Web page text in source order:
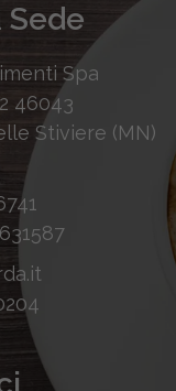
Sede
Spa
46043
Stiviere (MN)